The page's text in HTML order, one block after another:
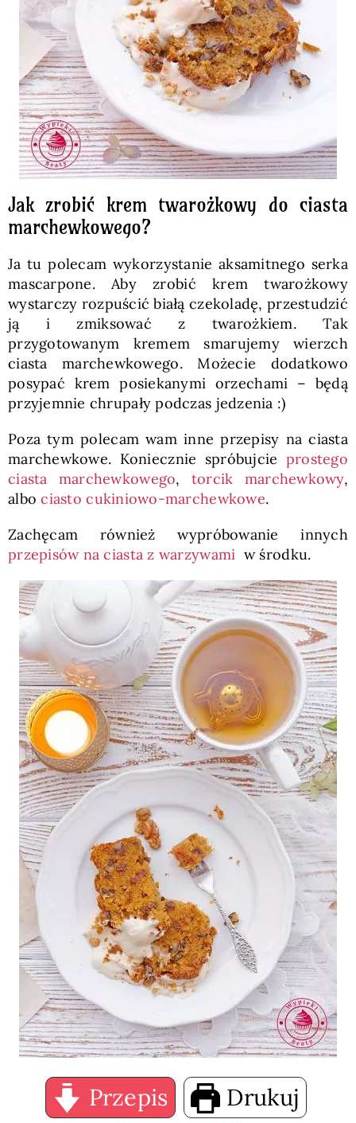
Jak zrobić krem twarożkowy do ciasta
marchewkowego?
Ja tu polecam wykorzystanie aksamitnego serka
mascarpone. Aby zrobić krem twarożkowy
wystarczy rozpuścić białą czekoladę, przestudzić
ją i zmiksować z twarożkiem. Tak
przygotowanym kremem smarujemy wierzch
ciasta marchewkowego. Możecie dodatkowo
posypać krem posiekanymi orzechami – będą
przyjemnie chrupały podczas jedzenia :)
Poza tym polecam wam inne przepisy na ciasta
marchewkowe. Koniecznie spróbujcie prostego
ciasta marchewkowego, torcik marchewkowy,
albociasto cukiniowo-marchewkowe.
Zachęcam również wypróbowanie innych
przepisów na ciasta z warzywami w środku.
Przepis Drukuj